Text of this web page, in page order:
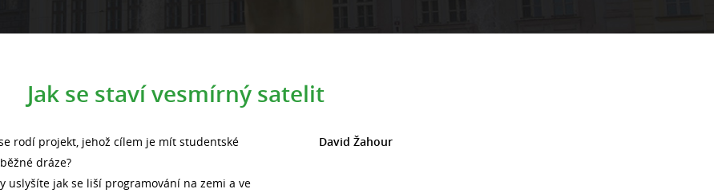
Jak se staví vesmírný satelit
rodí projekt, jehož cílem je mít studentské
dráze?
uslyšíte jak se liší programování na zemi a ve
David Žahour